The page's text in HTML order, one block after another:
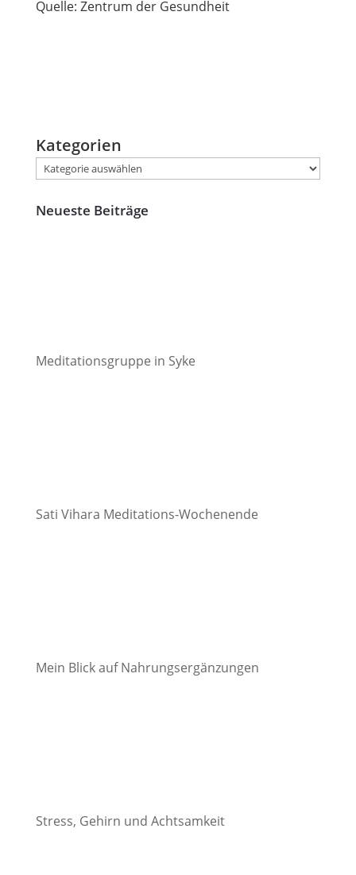
Quelle: Zentrum der Gesundheit
Kategorien
Neueste Beiträge
Meditationsgruppe in Syke
Sati Vihara Meditations-Wochenende
Mein Blick auf Nahrungsergänzungen
Stress, Gehirn und Achtsamkeit